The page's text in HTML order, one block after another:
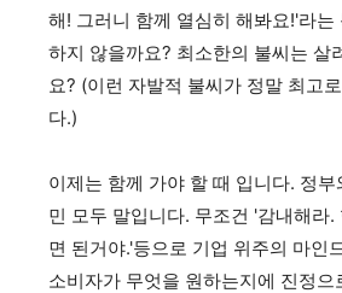
해! 그러니 함께 열심히 해봐요!'라는
하지 않을까요? 최소한의 불씨는 살
요? (이런 자발적 불씨가 정말 최고
다.)
이제는 함께 가야 할 때 입니다. 정
민 모두 말입니다. 무조건 '감내해라.
면 된거야.'등으로 기업 위주의 마인
소비자가 무엇을 원하는지에 진정으